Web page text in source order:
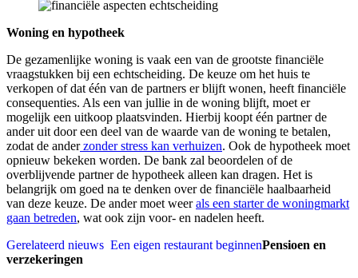
Woning en hypotheek
De gezamenlijke woning is vaak een van de grootste financiële
vraagstukken bij een echtscheiding. De keuze om het huis te
verkopen of dat één van de partners er blijft wonen, heeft financiële
consequenties. Als een van jullie in de woning blijft, moet er
mogelijk een uitkoop plaatsvinden. Hierbij koopt één partner de
ander uit door een deel van de waarde van de woning te betalen,
zodat de anderzonder stress kan verhuizen. Ook de hypotheek moet
opnieuw bekeken worden. De bank zal beoordelen of de
overblijvende partner de hypotheek alleen kan dragen. Het is
belangrijk om goed na te denken over de financiële haalbaarheid
van deze keuze. De ander moet weerals een starter de woningmarkt
gaan betreden, wat ook zijn voor- en nadelen heeft.
Gerelateerd nieuws Een eigen restaurant beginnenPensioen en
verzekeringen